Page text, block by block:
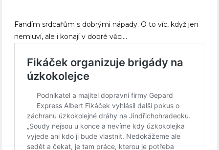
Fandím srdcařům s dobrými nápady. O to víc, když jen
nemluví, ale i konají v dobré věci…